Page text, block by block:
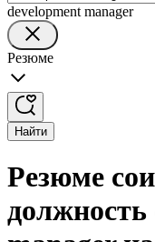
development manager
Резюме
Найти
Резюме